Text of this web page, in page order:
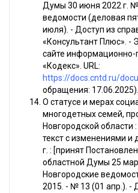
Думы 30 июня 2022 г.
ведомости (деловая
июля). - Доступ из
«Консультант Плюс». -
сайте информационно-
«Кодекс». URL:
https://docs.cntd.ru/
обращения: 17.06.2025).
О статусе и мерах
многодетных семей,
Новгородской области
текст с изменениями и
г. : [принят
областной Думы 25
Новгородские
2015. - № 13 (01 апр.). -